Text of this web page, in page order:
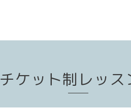
チケット制レッス